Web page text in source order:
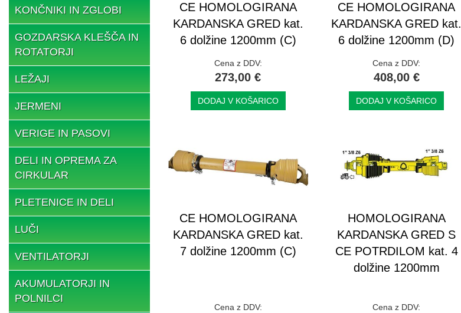
KONČNIKI IN ZGLOBI
GOZDARSKA KLEŠČA IN
ROTATORJI
LEŽAJI
JERMENI
VERIGE IN PASOVI
DELI IN OPREMA ZA
CIRKULAR
PLETENICE IN DELI
LUČI
VENTILATORJI
AKUMULATORJI IN
POLNILCI
CE HOMOLOGIRANA
KARDANSKA GRED kat.
6 dolžine 1200mm (C)
Cena z DDV:
273,00 €
DODAJ V KOŠARICO
CE HOMOLOGIRANA
KARDANSKA GRED kat.
6 dolžine 1200mm (D)
Cena z DDV:
408,00 €
DODAJ V KOŠARICO
CE HOMOLOGIRANA
KARDANSKA GRED kat.
7 dolžine 1200mm (C)
Cena z DDV:
HOMOLOGIRANA
KARDANSKA GRED S
CE POTRDILOM kat. 4
dolžine 1200mm
Cena z DDV: